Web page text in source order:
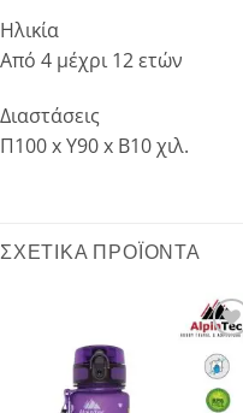
Ηλικία
Από 4 μέχρι 12 ετών
Διαστάσεις
Π100 x Y90 x Β10 χιλ.
ΣΧΕΤΙΚΆ ΠΡΟΪΌΝΤΑ
Add to
wishlist